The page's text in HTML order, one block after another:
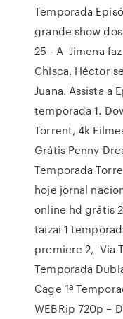
Temporada
grande show
25 - A Jimena
Chisca. Héctor
Juana. Assista a
temporada 1.
Torrent, 4k
Grátis Penny
Temporada
hoje jornal
online hd grátis
taizai 1
premiere 2, Via
Temporada
Cage 1ª
WEBRip 720p –